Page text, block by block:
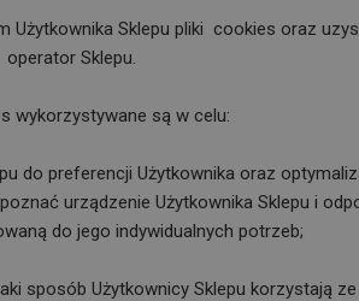
Sklepu pliki cookies oraz
operator Sklepu.
wykorzystywane są w celu:
do preferencji Użytkownika oraz
urządzenie Użytkownika Sklepu i
do jego indywidualnych potrzeb;
sposób Użytkownicy Sklepu korzystają